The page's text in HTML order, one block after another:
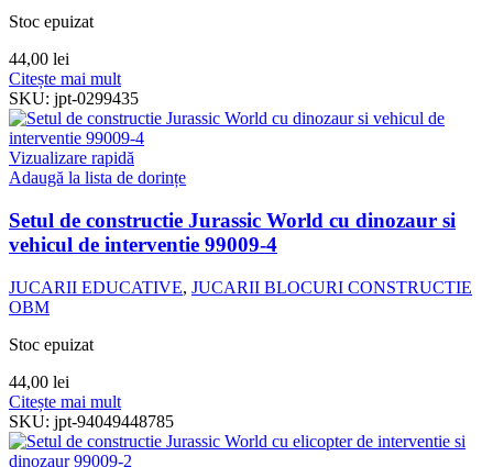
Stoc epuizat
44,00 lei
Citește mai mult
SKU: jpt-0299435
Vizualizare rapidă
Adaugă la lista de dorințe
Setul de constructie Jurassic World cu dinozaur si
vehicul de interventie 99009-4
JUCARII EDUCATIVE, JUCARII BLOCURI CONSTRUCTIE
OBM
Stoc epuizat
44,00 lei
Citește mai mult
SKU: jpt-94049448785